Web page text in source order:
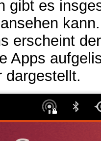
gibt es
erscheint
Apps
dargestellt.